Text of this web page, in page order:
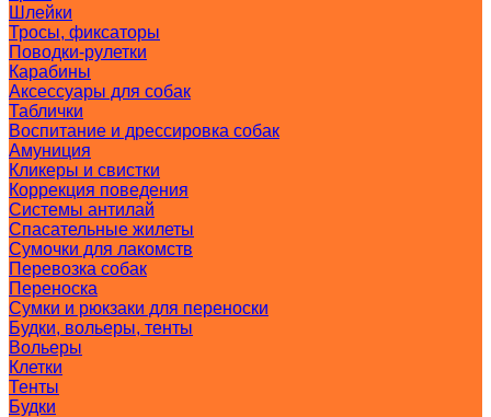
Шлейки
Тросы, фиксаторы
Поводки-рулетки
Карабины
Аксессуары для собак
Таблички
Воспитание и дрессировка собак
Амуниция
Кликеры и свистки
Коррекция поведения
Системы антилай
Спасательные жилеты
Сумочки для лакомств
Перевозка собак
Переноска
Сумки и рюкзаки для переноски
Будки, вольеры, тенты
Вольеры
Клетки
Тенты
Будки